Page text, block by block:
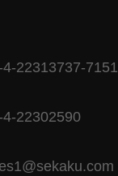
4-22313737-7151
4-22302590